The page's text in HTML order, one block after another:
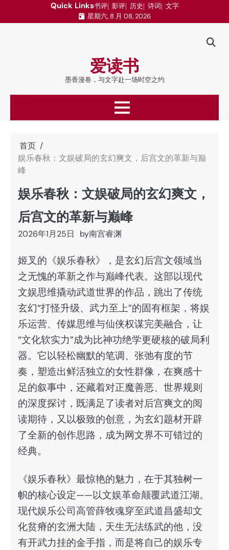
Quick Links书评 影评 历史 诗词 文字
星期六, 8 月 08, 2026
爱读书
墨香漫卷，与文字赴一场时空之约
首页
娱乐春秋：文娱破局的玄幻爽文，后宫文的革新与巅
峰
娱乐春秋：文娱破局的玄幻爽文，
后宫文的革新与巅峰
2026年1月25日 by南宫睿渊
姬叉的《娱乐春秋》，是玄幻后宫文领域当
之无愧的革新之作与巅峰代表。这部以现代
文娱思维撬动武道世界的作品，跳出了传统
玄幻“打怪升级、武力至上”的固有框架，将娱
乐运营、传媒思维与仙侠权谋完美融合，让
“文化软实力”成为比神功绝学更硬核的破局利
器。它以轻松幽默的笔调、张弛有度的节
奏，塑造出鲜活独立的女性群像，在爽感十
足的叙事中，还藏着对正魔善恶、世界规则
的深度探讨，既满足了读者对后宫爽文的阅
读期待，又以极致的创意，为玄幻题材开辟
了全新的创作思路，成为网文界不可错过的
经典。
《娱乐春秋》最惊艳的魅力，在于其独树一
帜的核心设定——以文娱革命颠覆武道江湖。
现代娱乐公司高管薛牧魂穿至武道昌盛却文
化贫瘠的玄洲大陆，天生无法练武的他，没
有开武力挂的金手指，而是将自己的娱乐专